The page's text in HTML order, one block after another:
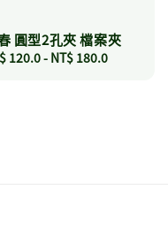
圓型2孔夾 檔案夾
120.0- NT$ 180.0